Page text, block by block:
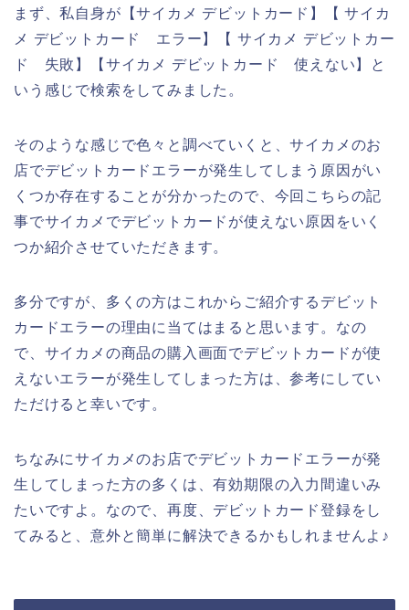
まず、私自身が【サイカメ デビットカード】【 サイカ
メ デビットカード エラー】【 サイカメ デビットカー
ド 失敗】【サイカメ デビットカード 使えない】と
いう感じで検索をしてみました。
そのような感じで色々と調べていくと、サイカメのお
店でデビットカードエラーが発生してしまう原因がい
くつか存在することが分かったので、今回こちらの記
事でサイカメでデビットカードが使えない原因をいく
つか紹介させていただきます。
多分ですが、多くの方はこれからご紹介するデビット
カードエラーの理由に当てはまると思います。なの
で、サイカメの商品の購入画面でデビットカードが使
えないエラーが発生してしまった方は、参考にしてい
ただけると幸いです。
ちなみにサイカメのお店でデビットカードエラーが発
生してしまった方の多くは、有効期限の入力間違いみ
たいですよ。なので、再度、デビットカード登録をし
てみると、意外と簡単に解決できるかもしれませんよ♪